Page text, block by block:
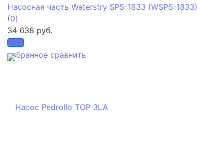
избранное сравнить
Насосная часть Waterstry SPS-1833 (WSPS-1833)
(0)
34 638 руб.